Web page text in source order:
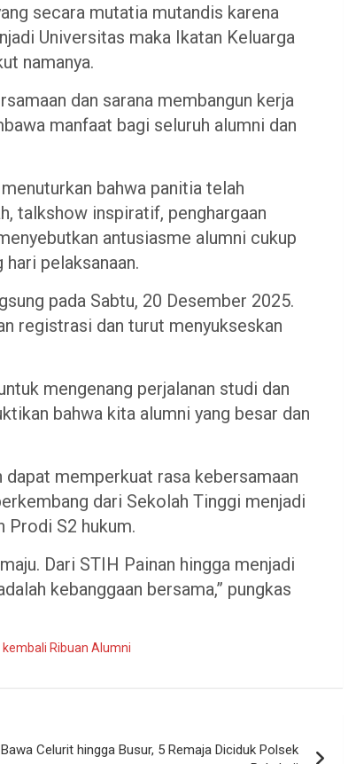
secara mutatia mutandis karena
Universitas maka Ikatan Keluarga
namanya.
dan sarana membangun kerja
manfaat bagi seluruh alumni dan
bahwa panitia telah
talkshow inspiratif, penghargaan
antusiasme alumni cukup
pelaksanaan.
pada Sabtu, 20 Desember 2025.
registrasi dan turut menyukseskan
mengenang perjalanan studi dan
bahwa kita alumni yang besar dan
memperkuat rasa kebersamaan
dari Sekolah Tinggi menjadi
Prodi S2 hukum.
Dari STIH Painan hingga menjadi
kebanggaan bersama,” pungkas
kembali Ribuan Alumni
Bawa Celurit hingga Busur, 5 Remaja Diciduk Polsek